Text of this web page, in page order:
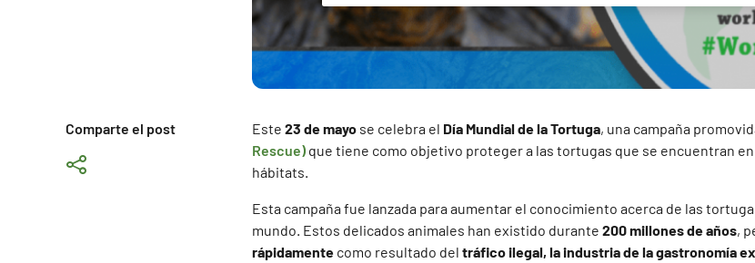
Comparte el post Este 23 de mayo se celebra el Día Mundial de la Tortuga, una campaña
Rescue) que tiene como objetivo proteger a las tortugas que se encuentran
hábitats.
Esta campaña fue lanzada para aumentar el conocimiento acerca de las
mundo. Estos delicados animales han existido durante 200 millones de años,
rápidamente como resultado del tráfico ilegal, la industria de la gastronomía